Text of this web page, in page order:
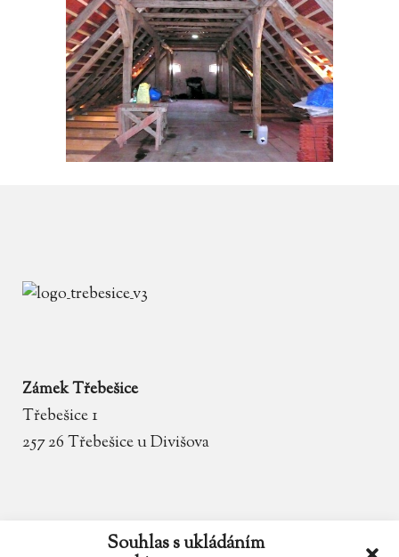
Souhlas s ukládáním
Zámek Třebešice
Třebešice 1
257 26 Třebešice u Divišova
zamek.trebesice@volny.cz